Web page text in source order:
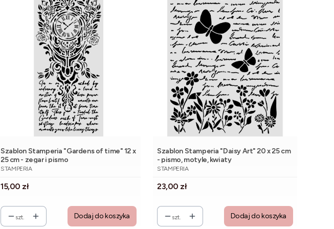
Szablon Stamperia "Gardens of time" 12 x
25 cm - zegar i pismo
PRODUCENT
STAMPERIA
Cena
15,00 zł
szt. Dodaj do koszyka
Szablon Stamperia "Daisy Art" 20 x 25 cm
- pismo, motyle, kwiaty
PRODUCENT
STAMPERIA
Cena
23,00 zł
szt. Dodaj do koszyka